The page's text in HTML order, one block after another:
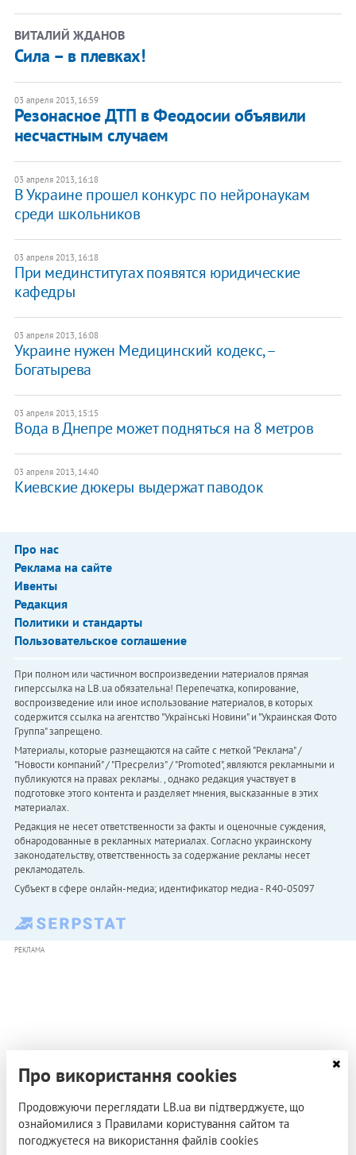
ВИТАЛИЙ ЖДАНОВ
Сила – в плевках!
03 апреля 2013, 16:59
Резонасное ДТП в Феодосии объявили
несчастным случаем
03 апреля 2013, 16:18
В Украине прошел конкурс по нейронаукам
среди школьников
03 апреля 2013, 16:18
При мединститутах появятся юридические
кафедры
03 апреля 2013, 16:08
Украине нужен Медицинский кодекс, –
Богатырева
03 апреля 2013, 15:15
Вода в Днепре может подняться на 8 метров
03 апреля 2013, 14:40
Киевские дюкеры выдержат паводок
Про нас
Реклама на сайте
Ивенты
Редакция
Политики и стандарты
Пользовательское соглашение
При полном или частичном воспроизведении материалов прямая
гиперссылка на LB.ua обязательна! Перепечатка, копирование,
воспроизведение или иное использование материалов, в которых
содержится ссылка на агентство "Українськi Новини" и "Украинская Фото
Группа" запрещено.
Материалы, которые размещаются на сайте с меткой "Реклама" /
"Новости компаний" / "Пресрелиз" / "Promoted", являются рекламными и
публикуются на правах рекламы. , однако редакция участвует в
подготовке этого контента и разделяет мнения, высказанные в этих
материалах.
Редакция не несет ответственности за факты и оценочные суждения,
обнародованные в рекламных материалах. Согласно украинскому
законодательству, ответственность за содержание рекламы несет
рекламодатель.
Субъект в сфере онлайн-медиа; идентификатор медиа - R40-05097
РЕКЛАМА
Про використання cookies
Продовжуючи переглядати LB.ua ви підтверджуєте, що
ознайомилися з Правилами користування сайтом та
погоджуєтеся на використання файлів cookies